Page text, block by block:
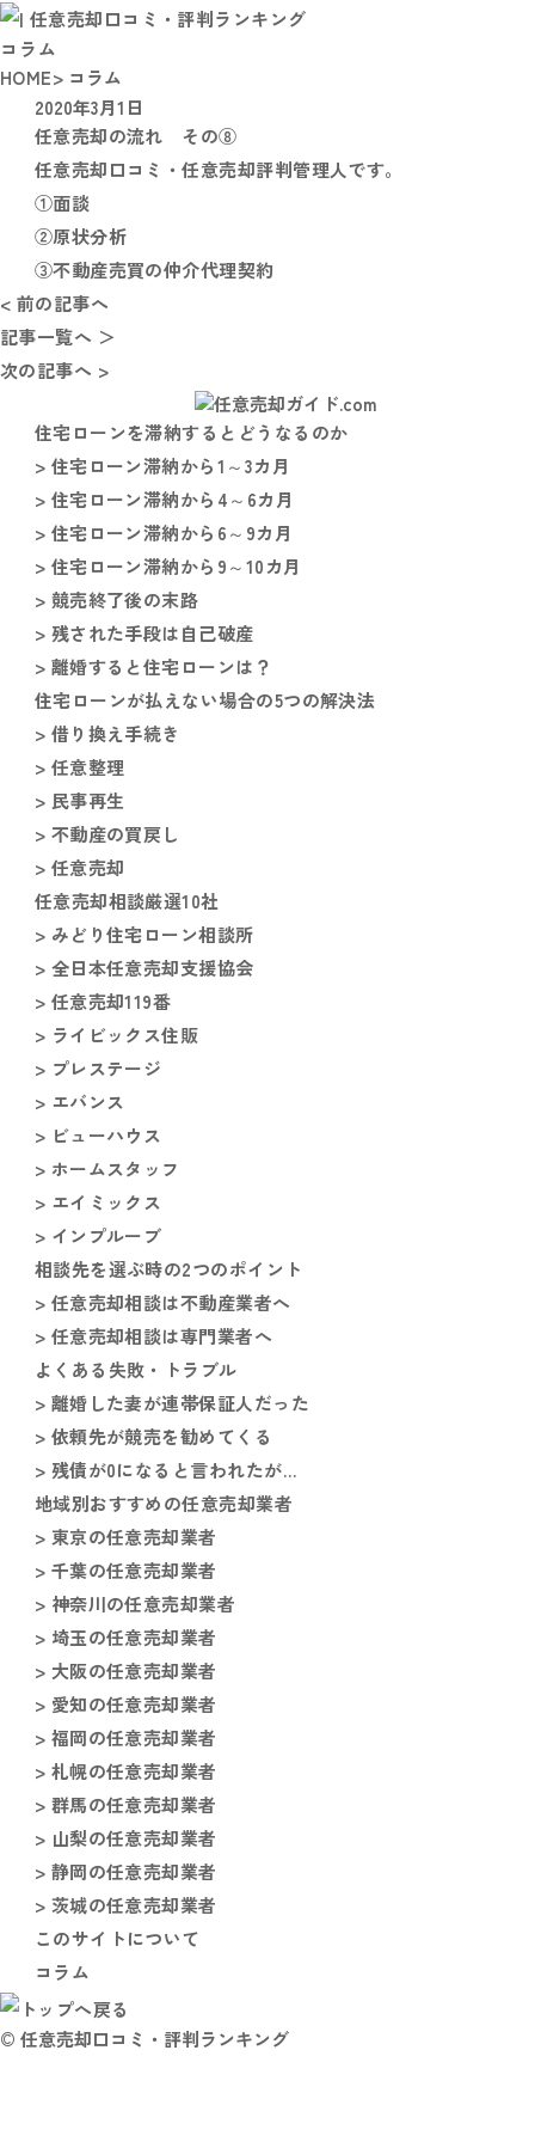
コラム
HOME> コラム
2020年3月1日
任意売却の流れ その⑧
任意売却口コミ・任意売却評判管理人です。
①面談
②原状分析
③不動産売買の仲介代理契約
< 前の記事へ
記事一覧へ ＞
次の記事へ >
住宅ローンを滞納するとどうなるのか
> 住宅ローン滞納から1～3カ月
> 住宅ローン滞納から4～6カ月
> 住宅ローン滞納から6～9カ月
> 住宅ローン滞納から9～10カ月
> 競売終了後の末路
> 残された手段は自己破産
> 離婚すると住宅ローンは？
住宅ローンが払えない場合の5つの解決法
> 借り換え手続き
> 任意整理
> 民事再生
> 不動産の買戻し
> 任意売却
任意売却相談厳選10社
> みどり住宅ローン相談所
> 全日本任意売却支援協会
> 任意売却119番
> ライビックス住販
> プレステージ
> エバンス
> ビューハウス
> ホームスタッフ
> エイミックス
> インプルーブ
相談先を選ぶ時の2つのポイント
> 任意売却相談は不動産業者へ
> 任意売却相談は専門業者へ
よくある失敗・トラブル
> 離婚した妻が連帯保証人だった
> 依頼先が競売を勧めてくる
> 残債が0になると言われたが…
地域別おすすめの任意売却業者
> 東京の任意売却業者
> 千葉の任意売却業者
> 神奈川の任意売却業者
> 埼玉の任意売却業者
> 大阪の任意売却業者
> 愛知の任意売却業者
> 福岡の任意売却業者
> 札幌の任意売却業者
> 群馬の任意売却業者
> 山梨の任意売却業者
> 静岡の任意売却業者
> 茨城の任意売却業者
このサイトについて
コラム
© 任意売却口コミ・評判ランキング